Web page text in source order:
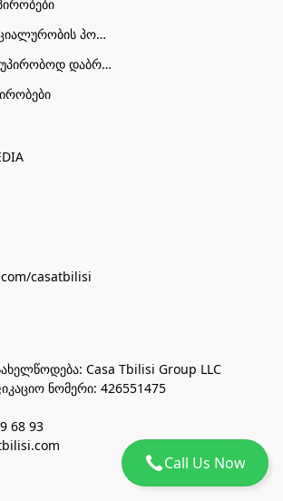
Call Us Now
კონფიდენციალურობის პოლიტიკა
საქონლის უპირობოდ დაბრუნების პირობები
casatbilisi
Casa Tbilisi Group LLC
ნომერი: 426551475
68 93